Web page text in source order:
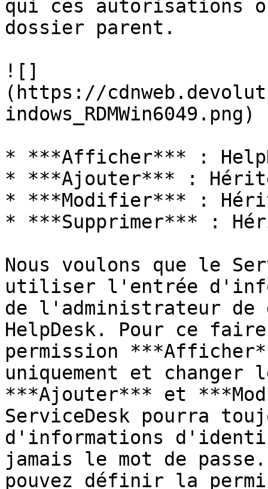
qui ces autorisations
dossier parent.
![]
(https://
indows_RDMWin6049.png)
* ***Afficher*** :
* ***Ajouter*** :
* ***Modifier*** :
* ***Supprimer*** :
Nous voulons que le
utiliser l'entrée
de l'administrateur de
HelpDesk. Pour ce
permission
uniquement et
***Ajouter*** et
ServiceDesk pourra
d'informations
jamais le mot de
pouvez définir la